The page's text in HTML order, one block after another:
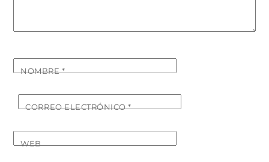
NOMBRE*
CORREO ELECTRÓNICO*
WEB